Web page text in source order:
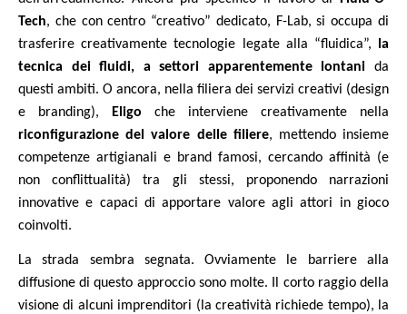
Tech, che con centro “creativo” dedicato, F-Lab, si occupa di
trasferire creativamente tecnologie legate alla “fluidica”,
la
tecnica dei fluidi, a settori apparentemente lontani da
questi ambiti. O ancora, nella filiera dei servizi creativi (design
e branding),
Eligo che interviene creativamente nella
riconfigurazione del valore delle filiere, mettendo insieme
competenze artigianali e brand famosi, cercando affinità (e
non conflittualità) tra gli stessi, proponendo narrazioni
innovative e capaci di apportare valore agli attori in gioco
coinvolti.
La strada sembra segnata. Ovviamente le barriere alla
diffusione di questo approccio sono molte. Il corto raggio della
visione di alcuni imprenditori (la creatività richiede tempo), la